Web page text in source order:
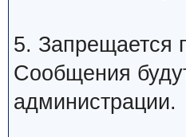
5. Запрещается
Сообщения
администрации.